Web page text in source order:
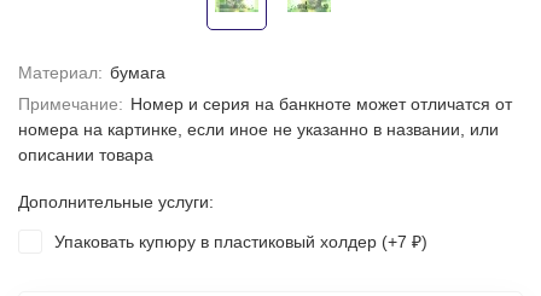
Материал: бумага
Примечание: Номер и серия на банкноте может отличатся от
номера на картинке, если иное не указанно в названии, или
описании товара
Дополнительные услуги:
Упаковать купюру в пластиковый холдер (+7 ₽)